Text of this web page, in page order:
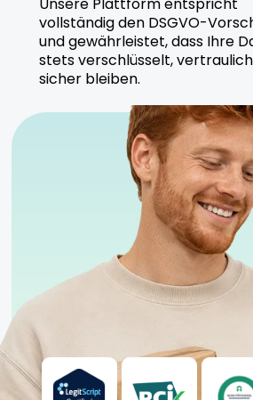
CannabiStada ist bekannt für
Cannabisprodukte und setzt auf
Anbaumethoden. Alle Produkte
strengen Kontrollen hergestellt.
Sicherheitshinweise
Kühl und trocken lagern
Anwendung unter ärztlicher
Geeignet für sowohl erfahrene
Anwender
Unsere Plattform entspricht
vollständig den DSGVO-
und gewährleistet, dass Ihre
stets verschlüsselt,
sicher bleiben.